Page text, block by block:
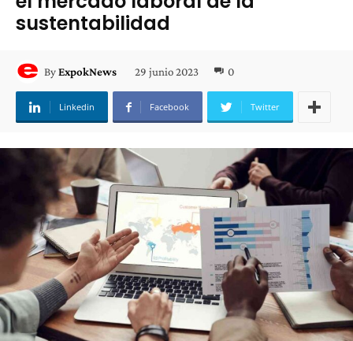
sustentabilidad
ByExpokNews 29 junio 2023 0
Linkedin Facebook Twitter